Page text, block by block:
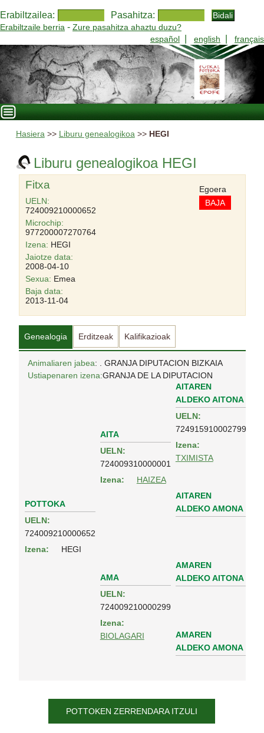
Erabiltzailea: Pasahitza:
Erabiltzaile berria - Zure pasahitza ahaztu duzu?
español
english français
Hasiera>> Liburu genealogikoa>> HEGI
Liburu genealogikoa HEGI
Fitxa
UELN:
724009210000652
Microchip:
977200007270764
Izena: HEGI
Jaiotze data:
2008-04-10
Sexua: Emea
Egoera
BAJA
Baja data:
2013-11-04
Genealogia Erditzeak Kalifikazioak
Animaliaren jabea: . GRANJA DIPUTACION BIZKAIA
Ustiapenaren izena:GRANJA DE LA DIPUTACION
POTTOKA
UELN:
724009210000652
Izena:
HEGI
AITA
UELN:
724009310000001
Izena:
HAIZEA
AITAREN
ALDEKO AITONA
UELN:
724915910002799
Izena:
TXIMISTA
AITAREN
ALDEKO AMONA
AMA
UELN:
724009210000299
Izena:
BIOLAGARI
AMAREN
ALDEKO AITONA
AMAREN
ALDEKO AMONA
POTTOKEN ZERRENDARA ITZULI